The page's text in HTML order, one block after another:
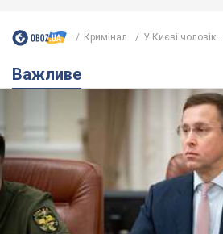
Кримінал У Києві чоловік...
Важливе